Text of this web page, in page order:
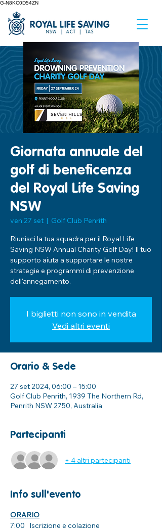
G-N8KC0D54ZN
Giornata annuale del
golf di beneficenza
del Royal Life Saving
NSW
ven 27 set
  |
Golf Club Penrith
Riunisci la tua squadra per il Royal Life
Saving NSW Annual Charity Golf Day! Il tuo
supporto aiuta a supportare le nostre
strategie e programmi di prevenzione
dell'annegamento.
I biglietti non sono in vendita
Vedi altri eventi
Orario & Sede
27 set 2024, 06:00 – 15:00
Golf Club Penrith, 1939 The Northern Rd,
Penrith NSW 2750, Australia
Partecipanti
+ 4 altri partecipanti
Info sull'evento
ORARIO
7:00   Iscrizione e colazione